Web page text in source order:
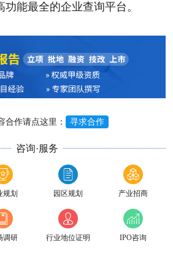
功能最全的企业查询平台。
合作请点这里： 寻求合作
咨询·服务
规划 园区规划 产业招商
调研 行业地位证明 IPO咨询